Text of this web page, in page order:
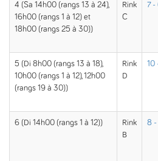
4 (Sa 14h00 (rangs 13 à 24),
16h00 (rangs 1 à 12) et
18h00 (rangs 25 à 30))
Rink
C
7 -
5 (Di 8h00 (rangs 13 à 18),
10h00 (rangs 1 à 12), 12h00
(rangs 19 à 30))
Rink
D
10
6 (Di 14h00 (rangs 1 à 12))
Rink
B
8 -